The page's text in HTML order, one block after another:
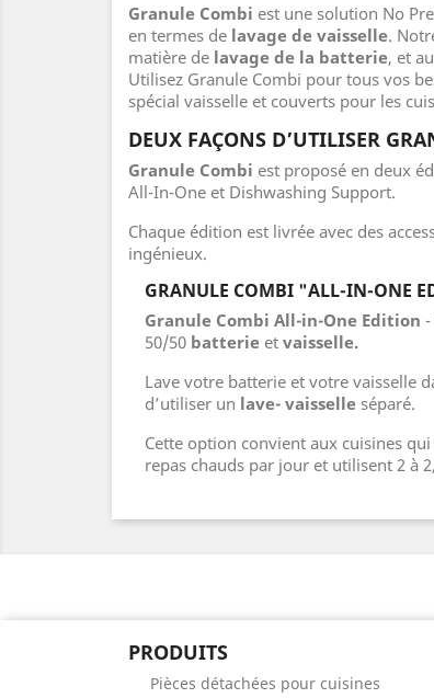
Granule Combi est une solution No
en termes de lavage de vaisselle.
matière de lavage de la batterie, et
Utilisez Granule Combi pour tous vos
spécial vaisselle et couverts pour les
DEUX FAÇONS D’UTILISER
Granule Combi est proposé en deux
All-In-One et Dishwashing Support.
Chaque édition est livrée avec des
ingénieux.
GRANULE COMBI "ALL-IN-ONE
Granule Combi All-in-One Edition
50/50 batterie et vaisselle.
Lave votre batterie et votre vaisselle
d’utiliser un lave- vaisselle séparé.
Cette option convient aux cuisines
repas chauds par jour et utilisent 2 à
PRODUITS
Pièces détachées pour cuisines